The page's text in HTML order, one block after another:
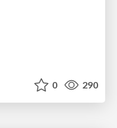
0 290